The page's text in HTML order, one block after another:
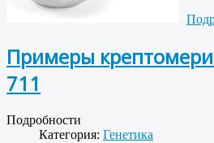
Примеры
711
Подробности
Категория: Генетика